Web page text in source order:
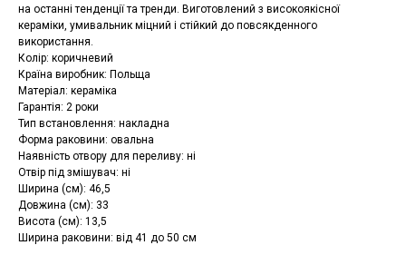
на останні тенденції та тренди. Виготовлений з високоякісної
кераміки, умивальник міцний і стійкий до повсякденного
використання.
Колір: коричневий
Країна виробник: Польща
Матеріал: кераміка
Гарантія: 2 роки
Тип встановлення: накладна
Форма раковини: овальна
Наявність отвору для переливу: ні
Отвір під змішувач: ні
Ширина (см): 46,5
Довжина (см): 33
Висота (см): 13,5
Ширина раковини: від 41 до 50 см